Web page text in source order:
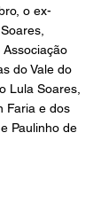
o ex-
Associação
do Vale do
Lula Soares,
Faria e dos
Paulinho de